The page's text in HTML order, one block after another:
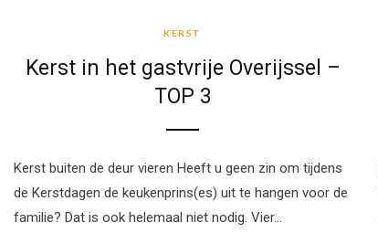
KERST
Kerst in het gastvrije Overijssel –
TOP 3
Kerst buiten de deur vieren Heeft u geen zin om tijdens
de Kerstdagen de keukenprins(es) uit te hangen voor de
familie? Dat is ook helemaal niet nodig. Vier…